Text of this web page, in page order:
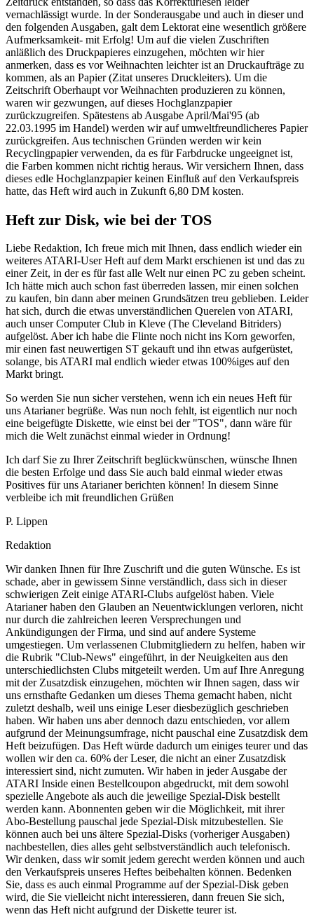
vernachlässigt wurde. In der Sonderausgabe und auch in dieser und
den folgenden Ausgaben, galt dem Lektorat eine wesentlich größere
Aufmerksamkeit- mit Erfolg! Um auf die vielen Zuschriften
anläßlich des Druckpapieres einzugehen, möchten wir hier
anmerken, dass es vor Weihnachten leichter ist an Druckaufträge zu
kommen, als an Papier (Zitat unseres Druckleiters). Um die
Zeitschrift Oberhaupt vor Weihnachten produzieren zu können,
waren wir gezwungen, auf dieses Hochglanzpapier
zurückzugreifen. Spätestens ab Ausgabe April/Mai'95 (ab
22.03.1995 im Handel) werden wir auf umweltfreundlicheres Papier
zurückgreifen. Aus technischen Gründen werden wir kein
Recyclingpapier verwenden, da es für Farbdrucke ungeeignet ist,
die Farben kommen nicht richtig heraus. Wir versichern Ihnen, dass
dieses edle Hochglanzpapier keinen Einfluß auf den Verkaufspreis
hatte, das Heft wird auch in Zukunft 6,80 DM kosten.
Heft zur Disk, wie bei der TOS
Liebe Redaktion, Ich freue mich mit Ihnen, dass endlich wieder ein
weiteres ATARI-User Heft auf dem Markt erschienen ist und das zu
einer Zeit, in der es für fast alle Welt nur einen PC zu geben scheint.
Ich hätte mich auch schon fast überreden lassen, mir einen solchen
zu kaufen, bin dann aber meinen Grundsätzen treu geblieben. Leider
hat sich, durch die etwas unverständlichen Querelen von ATARI,
auch unser Computer Club in Kleve (The Cleveland Bitriders)
aufgelöst. Aber ich habe die Flinte noch nicht ins Korn geworfen,
mir einen fast neuwertigen ST gekauft und ihn etwas aufgerüstet,
solange, bis ATARI mal endlich wieder etwas 100%iges auf den
Markt bringt.
So werden Sie nun sicher verstehen, wenn ich ein neues Heft für
uns Atarianer begrüße. Was nun noch fehlt, ist eigentlich nur noch
eine beigefügte Diskette, wie einst bei der "TOS", dann wäre für
mich die Welt zunächst einmal wieder in Ordnung!
Ich darf Sie zu Ihrer Zeitschrift beglückwünschen, wünsche Ihnen
die besten Erfolge und dass Sie auch bald einmal wieder etwas
Positives für uns Atarianer berichten können! In diesem Sinne
verbleibe ich mit freundlichen Grüßen
P. Lippen
Redaktion
Wir danken Ihnen für Ihre Zuschrift und die guten Wünsche. Es ist
schade, aber in gewissem Sinne verständlich, dass sich in dieser
schwierigen Zeit einige ATARI-Clubs aufgelöst haben. Viele
Atarianer haben den Glauben an Neuentwicklungen verloren, nicht
nur durch die zahlreichen leeren Versprechungen und
Ankündigungen der Firma, und sind auf andere Systeme
umgestiegen. Um verlassenen Clubmitgliedern zu helfen, haben wir
die Rubrik "Club-News" eingeführt, in der Neuigkeiten aus den
unterschiedlichsten Clubs mitgeteilt werden. Um auf Ihre Anregung
mit der Zusatzdisk einzugehen, möchten wir Ihnen sagen, dass wir
uns ernsthafte Gedanken um dieses Thema gemacht haben, nicht
zuletzt deshalb, weil uns einige Leser diesbezüglich geschrieben
haben. Wir haben uns aber dennoch dazu entschieden, vor allem
aufgrund der Meinungsumfrage, nicht pauschal eine Zusatzdisk dem
Heft beizufügen. Das Heft würde dadurch um einiges teurer und das
wollen wir den ca. 60% der Leser, die nicht an einer Zusatzdisk
interessiert sind, nicht zumuten. Wir haben in jeder Ausgabe der
ATARI Inside einen Bestellcoupon abgedruckt, mit dem sowohl
spezielle Angebote als auch die jeweilige Spezial-Disk bestellt
werden kann. Abonnenten geben wir die Möglichkeit, mit ihrer
Abo-Bestellung pauschal jede Spezial-Disk mitzubestellen. Sie
können auch bei uns ältere Spezial-Disks (vorheriger Ausgaben)
nachbestellen, dies alles geht selbstverständlich auch telefonisch.
Wir denken, dass wir somit jedem gerecht werden können und auch
den Verkaufspreis unseres Heftes beibehalten können. Bedenken
Sie, dass es auch einmal Programme auf der Spezial-Disk geben
wird, die Sie vielleicht nicht interessieren, dann freuen Sie sich,
wenn das Heft nicht aufgrund der Diskette teurer ist.